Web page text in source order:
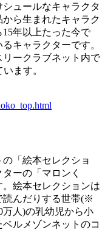
ュールなキャラクタ
ら生まれたキャラク
年以上たった今で
キャラクターです。
ークラブネット内で
ます。
「絵本セレクショ
ーの「マロンく
絵本セレクションは
読んだりする世帯(※
万人)の乳幼児から小
ルメゾンネットのコ